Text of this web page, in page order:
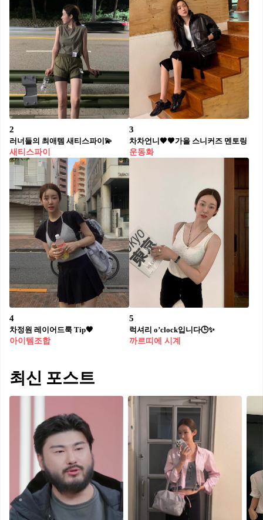
2
러너들의 최애템 새티스파이💫
새티스파이
3
차차언니🖤🤎가을 스니커즈 멘토링
운동화
4
차정원 레이어드룩 Tip🖤
아이템조합
5
럭셔리 o’clock입니다🕒✨
까르띠에 시계
최신 포스트